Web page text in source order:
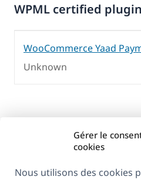
Gérer le
cookies
Nous utilisons des cookies
WPML certified
WooCommerce Yaad
Unknown